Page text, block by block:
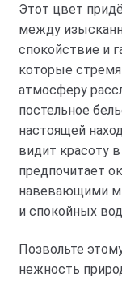
Этот цвет
между
спокойствие и
которые
атмосферу
постельное
настоящей
видит красоту
предпочитает
навевающими
и спокойных
Позвольте
нежность